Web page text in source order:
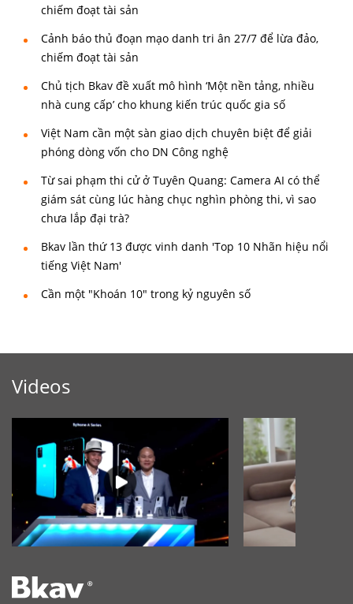
chiếm đoạt tài sản
Cảnh báo thủ đoạn mạo danh tri ân 27/7 để lừa đảo,
chiếm đoạt tài sản
Chủ tịch Bkav đề xuất mô hình ‘Một nền tảng, nhiều
nhà cung cấp’ cho khung kiến trúc quốc gia số
Việt Nam cần một sàn giao dịch chuyên biệt để giải
phóng dòng vốn cho DN Công nghệ
Từ sai phạm thi cử ở Tuyên Quang: Camera AI có thể
giám sát cùng lúc hàng chục nghìn phòng thi, vì sao
chưa lắp đại trà?
Bkav lần thứ 13 được vinh danh 'Top 10 Nhãn hiệu nổi
tiếng Việt Nam'
Cần một "Khoán 10" trong kỷ nguyên số
Videos